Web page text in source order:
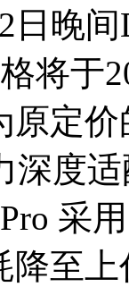
间
将于
原定
深度
采
至